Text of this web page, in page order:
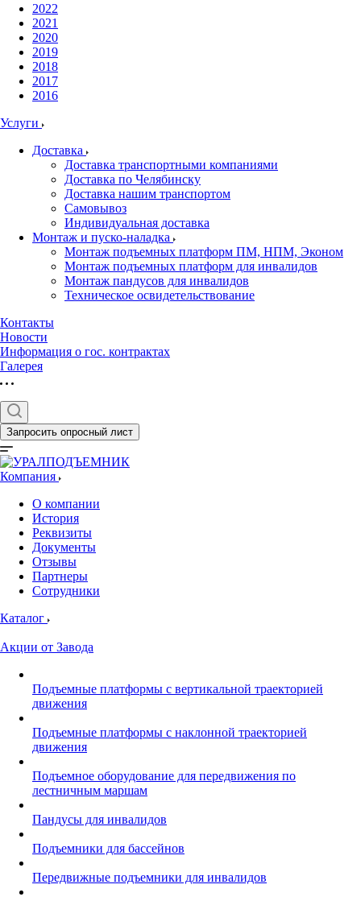
2022
2021
2020
2019
2018
2017
2016
Услуги
Доставка
Доставка транспортными компаниями
Доставка по Челябинску
Доставка нашим транспортом
Самовывоз
Индивидуальная доставка
Монтаж и пуско-наладка
Монтаж подъемных платформ ПМ, НПМ, Эконом
Монтаж подъемных платформ для инвалидов
Монтаж пандусов для инвалидов
Техническое освидетельствование
Контакты
Новости
Информация о гос. контрактах
Галерея
Запросить опросный лист
Компания
О компании
История
Реквизиты
Документы
Отзывы
Партнеры
Сотрудники
Каталог
Акции от Завода
Подъемные платформы с вертикальной траекторией
движения
Подъемные платформы с наклонной траекторией
движения
Подъемное оборудование для передвижения по
лестничным маршам
Пандусы для инвалидов
Подъемники для бассейнов
Передвижные подъемники для инвалидов